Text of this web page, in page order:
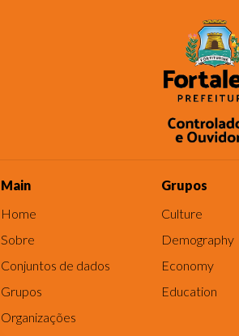
Main
Home
Sobre
Conjuntos de dados
Grupos
Organizações
Grupos
Culture
Demography
Economy
Education